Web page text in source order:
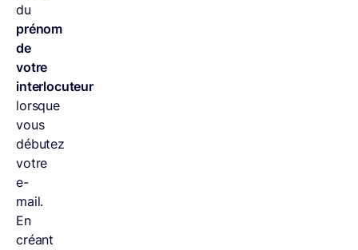
du
prénom
de
votre
interlocuteur
lorsque
vous
débutez
votre
e-
mail.
En
créant